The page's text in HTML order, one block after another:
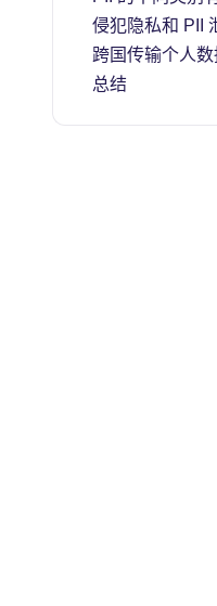
侵犯隐私和 PII
跨国传输个人
总结